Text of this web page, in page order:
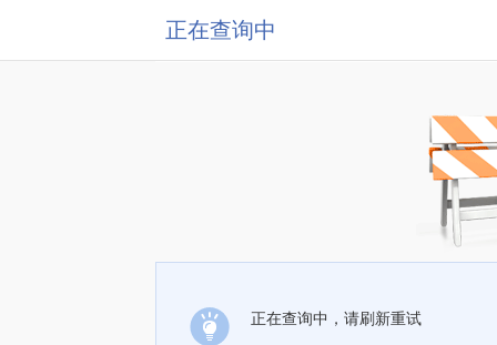
正在查询中
正在查询中，请刷新重试